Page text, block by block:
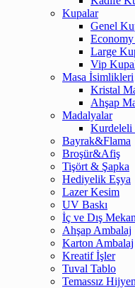
Kupalar
Genel
Large
Vip
Masa İsimlikleri
Kristal
Ahşap
Madalyalar
Kurdeleli
Bayrak&Flama
Broşür&Afiş
Tişört & Şapka
Hediyelik Eşya
Lazer Kesim
UV Baskı
İç ve Dış
Ahşap Ambalaj
Karton Ambalaj
Kreatif İşler
Tuval Tablo
Temassız